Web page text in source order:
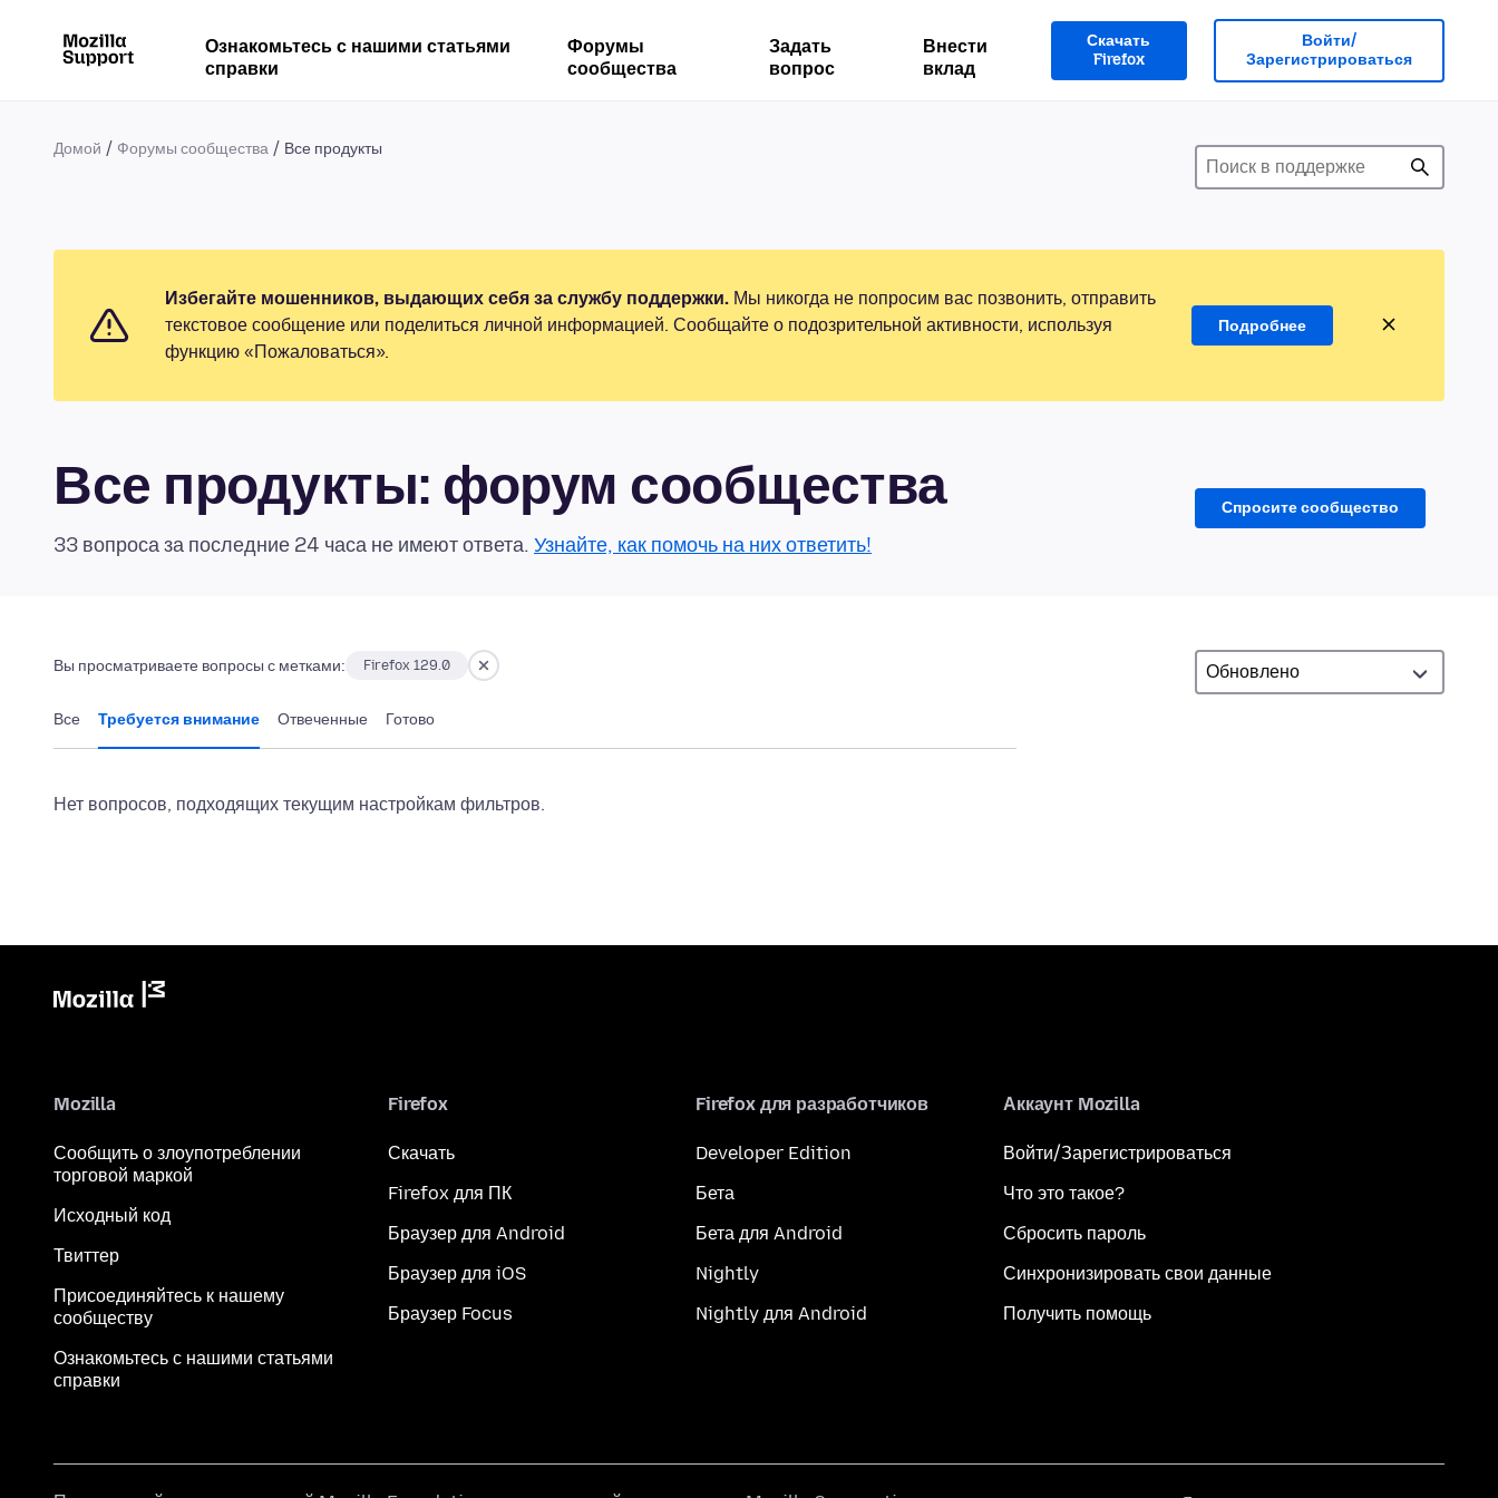
Ознакомьтесь с нашими статьями
справки
Форумы
сообщества
Задать
вопрос
Внести
вклад
Скачать
Firefox
Войти/
Зарегистрироваться
Домой Форумы сообщества Все продукты
Избегайте мошенников, выдающих себя за службу поддержки. Мы никогда не попросим вас позвонить, отправить
текстовое сообщение или поделиться личной информацией. Сообщайте о подозрительной активности, используя
функцию «Пожаловаться».
Подробнее
Все продукты: форум сообщества
33 вопроса за последние 24 часа не имеют ответа. Узнайте, как помочь на них ответить!
Спросите сообщество
Вы просматриваете вопросы с метками: Firefox 129.0
Все Требуется внимание Отвеченные Готово
Нет вопросов, подходящих текущим настройкам фильтров.
Mozilla
Сообщить о злоупотреблении
торговой маркой
Исходный код
Твиттер
Присоединяйтесь к нашему
сообществу
Ознакомьтесь с нашими статьями
справки
Firefox
Скачать
Firefox для ПК
Браузер для Android
Браузер для iOS
Браузер Focus
Firefox для разработчиков
Developer Edition
Бета
Бета для Android
Nightly
Nightly для Android
Аккаунт Mozilla
Войти/Зарегистрироваться
Что это такое?
Сбросить пароль
Синхронизировать свои данные
Получить помощь